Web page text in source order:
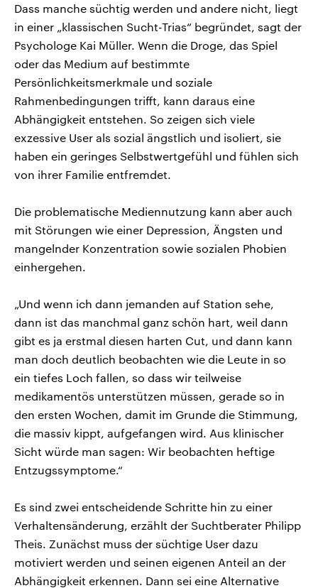
Dass manche süchtig werden und andere nicht, liegt
in einer „klassischen Sucht-Trias“ begründet, sagt der
Psychologe Kai Müller. Wenn die Droge, das Spiel
oder das Medium auf bestimmte
Persönlichkeitsmerkmale und soziale
Rahmenbedingungen trifft, kann daraus eine
Abhängigkeit entstehen. So zeigen sich viele
exzessive User als sozial ängstlich und isoliert, sie
haben ein geringes Selbstwertgefühl und fühlen sich
von ihrer Familie entfremdet.
Die problematische Mediennutzung kann aber auch
mit Störungen wie einer Depression, Ängsten und
mangelnder Konzentration sowie sozialen Phobien
einhergehen.
„Und wenn ich dann jemanden auf Station sehe,
dann ist das manchmal ganz schön hart, weil dann
gibt es ja erstmal diesen harten Cut, und dann kann
man doch deutlich beobachten wie die Leute in so
ein tiefes Loch fallen, so dass wir teilweise
medikamentös unterstützen müssen, gerade so in
den ersten Wochen, damit im Grunde die Stimmung,
die massiv kippt, aufgefangen wird. Aus klinischer
Sicht würde man sagen: Wir beobachten heftige
Entzugssymptome.“
Es sind zwei entscheidende Schritte hin zu einer
Verhaltensänderung, erzählt der Suchtberater Philipp
Theis. Zunächst muss der süchtige User dazu
motiviert werden und seinen eigenen Anteil an der
Abhängigkeit erkennen. Dann sei eine Alternative